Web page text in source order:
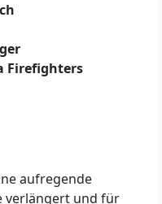
Firefighters
aufregende
verlängert und für